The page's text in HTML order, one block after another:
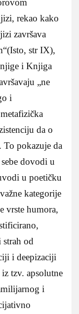
rekao kako
završava
str IX),
i Knjiga
„ne
i
da o
pokazuje da
dovodi u
u poetičku
kategorije
vrste humora,
od
i deepizaciji
tzv. apsolutne
i